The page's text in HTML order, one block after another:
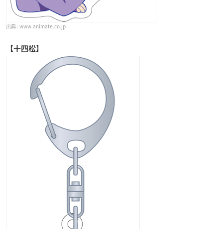
www.animate.co.jp
【十四松】